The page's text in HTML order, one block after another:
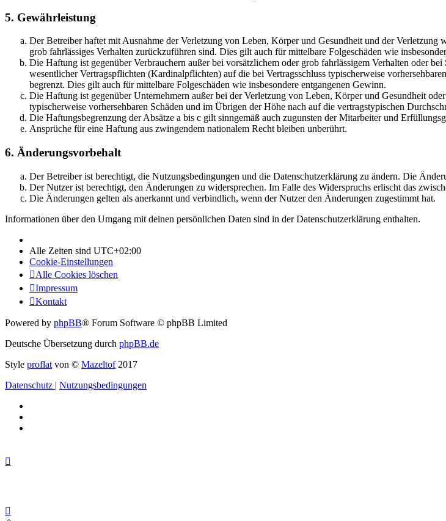
5. Gewährleistung
Der Betreiber haftet mit Ausnahme der Verletzung von Leben, Körper und Gesundheit und der
grob fahrlässiges Verhalten zurückzuführen sind. Dies gilt auch für mittelbare Folgeschäden wie
Die Haftung ist gegenüber Verbrauchern außer bei vorsätzlichem oder grob fahrlässigem Verhalten oder
wesentlicher Vertragspflichten (Kardinalpflichten) auf die bei Vertragsschluss typischerweise
begrenzt. Dies gilt auch für mittelbare Folgeschäden wie insbesondere entgangenen Gewinn.
Die Haftung ist gegenüber Unternehmern außer bei der Verletzung von Leben, Körper und Gesundheit
typischerweise vorhersehbaren Schäden und im Übrigen der Höhe nach auf die vertragstypischen
Die Haftungsbegrenzung der Absätze a bis c gilt sinngemäß auch zugunsten der Mitarbeiter und
Ansprüche für eine Haftung aus zwingendem nationalem Recht bleiben unberührt.
6. Änderungsvorbehalt
Der Betreiber ist berechtigt, die Nutzungsbedingungen und die Datenschutzerklärung zu ändern. Die
Der Nutzer ist berechtigt, den Änderungen zu widersprechen. Im Falle des Widerspruchs erlischt das
Die Änderungen gelten als anerkannt und verbindlich, wenn der Nutzer den Änderungen zugestimmt hat.
Informationen über den Umgang mit deinen persönlichen Daten sind in der Datenschutzerklärung enthalten.
Alle Zeiten sind UTC+02:00
Cookie-Einstellungen
Alle Cookies löschen
Impressum
Kontakt
Powered by phpBB® Forum Software © phpBB Limited
Deutsche Übersetzung durch phpBB.de
Style proflat von © Mazeltof2017
Datenschutz | Nutzungsbedingungen